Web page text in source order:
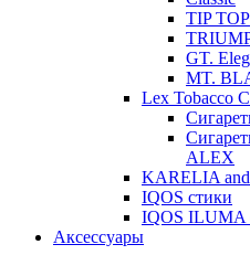
TIP TOP
GT.
MT.
Lex Tobacco
ALEX
KARELIA and
IQOS стики
IQOS ILUMA
Аксессуары